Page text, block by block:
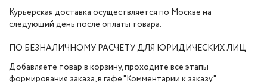
Курьерская доставка осуществляется по Москве на
следующий день после оплаты товара.
ПО БЕЗНАЛИЧНОМУ РАСЧЕТУ ДЛЯ ЮРИДИЧЕСКИХ ЛИЦ
Добавляете товар в корзину, проходите все этапы
формирования заказа, в гафе "Комментарии к заказу"